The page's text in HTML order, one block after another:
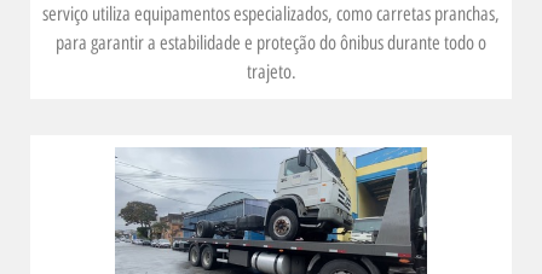
serviço utiliza equipamentos especializados, como carretas pranchas,
para garantir a estabilidade e proteção do ônibus durante todo o
trajeto.